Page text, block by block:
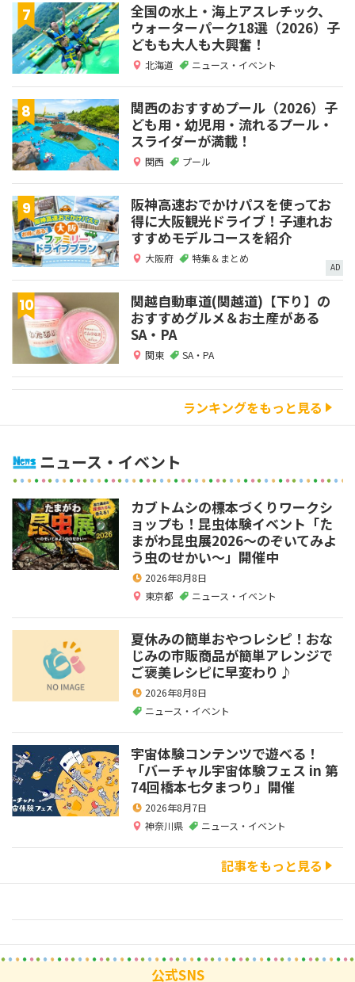
全国の水上・海上アスレチック、
ウォーターパーク18選（2026）子
どもも大人も大興奮！
北海道 ニュース・イベント
関西のおすすめプール（2026）子
ども用・幼児用・流れるプール・
スライダーが満載！
関西 プール
阪神高速おでかけパスを使ってお
得に大阪観光ドライブ！子連れお
すすめモデルコースを紹介
大阪府 特集＆まとめ
AD
関越自動車道(関越道)【下り】の
おすすめグルメ＆お土産がある
SA・PA
関東 SA・PA
ランキングをもっと見る
ニュース・イベント
カブトムシの標本づくりワークシ
ョップも！昆虫体験イベント「た
まがわ昆虫展2026～のぞいてみよ
う虫のせかい～」開催中
2026年8月8日
東京都
ニュース・イベント
夏休みの簡単おやつレシピ！おな
じみの市販商品が簡単アレンジで
ご褒美レシピに早変わり♪
2026年8月8日
ニュース・イベント
宇宙体験コンテンツで遊べる！
「バーチャル宇宙体験フェス in 第
74回橋本七夕まつり」開催
2026年8月7日
神奈川県
ニュース・イベント
記事をもっと見る
公式SNS